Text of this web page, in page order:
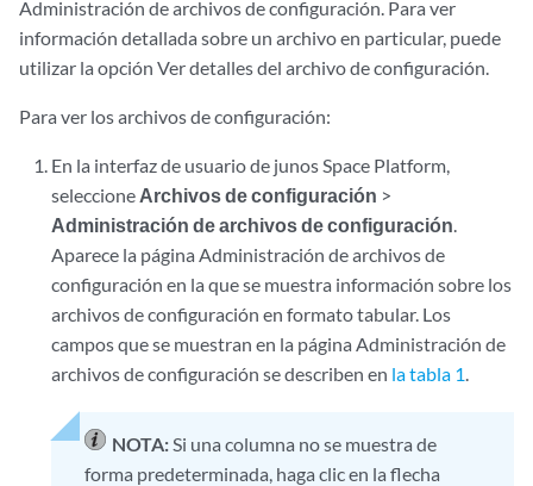
Administración de archivos de configuración. Para ver
información detallada sobre un archivo en particular, puede
utilizar la opción Ver detalles del archivo de configuración.
Para ver los archivos de configuración:
En la interfaz de usuario de junos Space Platform,
seleccione Archivos de configuración >
Administración de archivos de configuración.
Aparece la página Administración de archivos de
configuración en la que se muestra información sobre los
archivos de configuración en formato tabular. Los
campos que se muestran en la página Administración de
archivos de configuración se describen en la tabla 1.
NOTA:Si una columna no se muestra de
forma predeterminada, haga clic en la flecha